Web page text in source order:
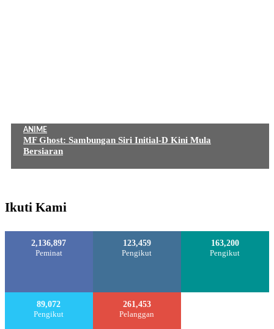
ANIME
MF Ghost: Sambungan Siri Initial-D Kini Mula
Bersiaran
Ikuti Kami
2,136,897
Peminat
123,459
Pengikut
163,200
Pengikut
89,072
Pengikut
261,453
Pelanggan